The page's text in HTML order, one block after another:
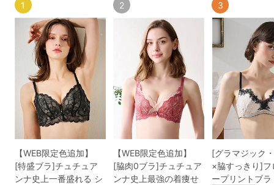
1
【WEB限定色追加】
[特盛ブラ]チュチュア
ンナ史上一番盛れる シ
2
【WEB限定色追加】
[脇肉0ブラ]チュチュア
ンナ史上最強の着痩せ
3
[グラマジック
×脇すっきり]フ
ープリントブラ